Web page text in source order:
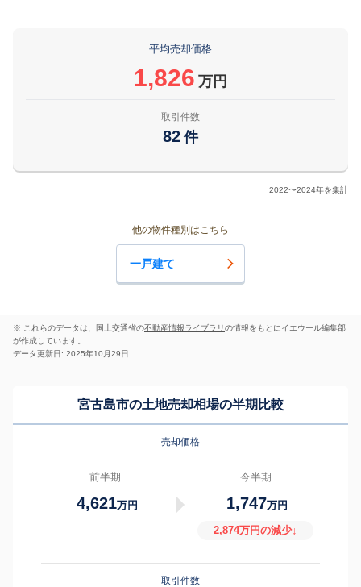
平均売却価格
1,826 万円
取引件数
82 件
2022〜2024年を集計
他の物件種別はこちら
一戸建て
※ これらのデータは、国土交通省の不動産情報ライブラリの情報をもとにイエウール編集部
が作成しています。
データ更新日: 2025年10月29日
宮古島市の土地売却相場の半期比較
売却価格
前半期
4,621万円
今半期
1,747万円
2,874万円の減少↓
取引件数